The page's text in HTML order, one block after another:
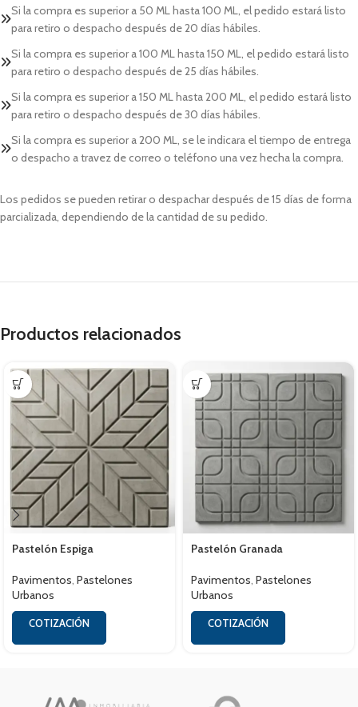
Si la compra es superior a 50 ML hasta 100 ML, el pedido estará listo
para retiro o despacho después de 20 días hábiles.
Si la compra es superior a 100 ML hasta 150 ML, el pedido estará listo
para retiro o despacho después de 25 días hábiles.
Si la compra es superior a 150 ML hasta 200 ML, el pedido estará listo
para retiro o despacho después de 30 días hábiles.
Si la compra es superior a 200 ML, se le indicara el tiempo de entrega
o despacho a travez de correo o teléfono una vez hecha la compra.
Los pedidos se pueden retirar o despachar después de 15 días de forma
parcializada, dependiendo de la cantidad de su pedido.
Productos relacionados
Pastelón Espiga
Pavimentos, Pastelones
Urbanos
COTIZACIÓN
Pastelón Granada
Pavimentos, Pastelones
Urbanos
COTIZACIÓN